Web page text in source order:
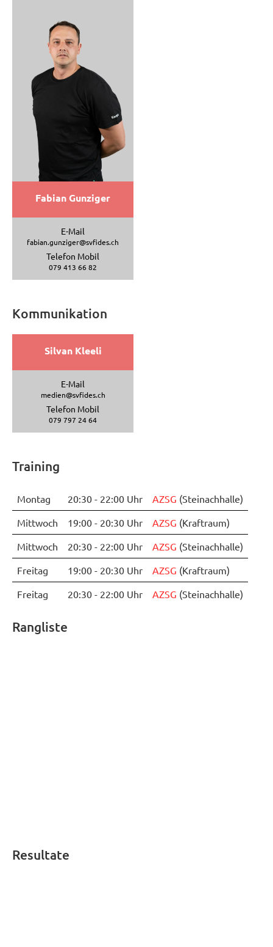
Fabian Gunziger
E-Mail
fabian.gunziger@svfides.ch
Telefon Mobil
079 413 66 82
Kommunikation
Silvan Kleeli
E-Mail
medien@svfides.ch
Telefon Mobil
079 797 24 64
Training
Montag 20:30 - 22:00 Uhr AZSG (Steinachhalle)
Mittwoch
19:00 - 20:30 Uhr AZSG (Kraftraum)
Mittwoch
20:30 - 22:00 Uhr AZSG (Steinachhalle)
Freitag
19:00 - 20:30 Uhr AZSG (Kraftraum)
Freitag
20:30 - 22:00 Uhr AZSG (Steinachhalle)
Rangliste
Resultate